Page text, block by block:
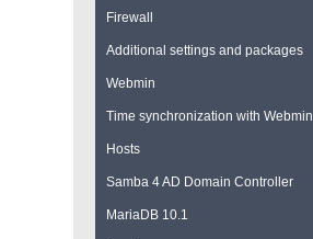
Firewall
Additional settings and packages
Webmin
Time synchronization with Webmin
Hosts
Samba 4 AD Domain Controller
MariaDB 10.1